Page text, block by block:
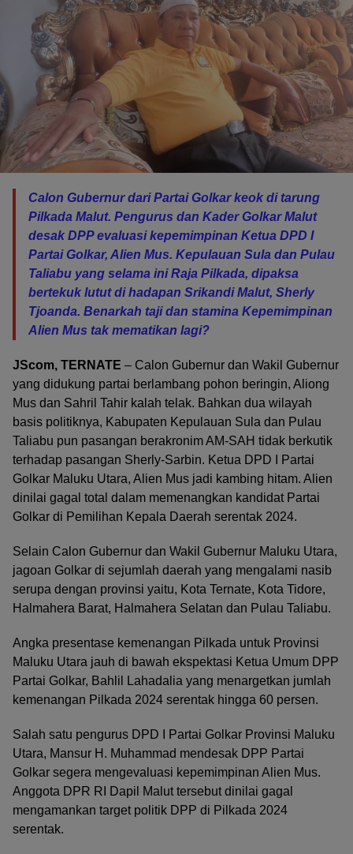
Calon Gubernur dari Partai Golkar keok di tarung
Pilkada Malut. Pengurus dan Kader Golkar Malut
desak DPP evaluasi kepemimpinan Ketua DPD I
Partai Golkar, Alien Mus. Kepulauan Sula dan Pulau
Taliabu yang selama ini Raja Pilkada, dipaksa
bertekuk lutut di hadapan Srikandi Malut, Sherly
Tjoanda. Benarkah taji dan stamina Kepemimpinan
Alien Mus tak mematikan lagi?
JScom, TERNATE – Calon Gubernur dan Wakil Gubernur
yang didukung partai berlambang pohon beringin, Aliong
Mus dan Sahril Tahir kalah telak. Bahkan dua wilayah
basis politiknya, Kabupaten Kepulauan Sula dan Pulau
Taliabu pun pasangan berakronim AM-SAH tidak berkutik
terhadap pasangan Sherly-Sarbin. Ketua DPD I Partai
Golkar Maluku Utara, Alien Mus jadi kambing hitam. Alien
dinilai gagal total dalam memenangkan kandidat Partai
Golkar di Pemilihan Kepala Daerah serentak 2024.
Selain Calon Gubernur dan Wakil Gubernur Maluku Utara,
jagoan Golkar di sejumlah daerah yang mengalami nasib
serupa dengan provinsi yaitu, Kota Ternate, Kota Tidore,
Halmahera Barat, Halmahera Selatan dan Pulau Taliabu.
Angka presentase kemenangan Pilkada untuk Provinsi
Maluku Utara jauh di bawah ekspektasi Ketua Umum DPP
Partai Golkar, Bahlil Lahadalia yang menargetkan jumlah
kemenangan Pilkada 2024 serentak hingga 60 persen.
Salah satu pengurus DPD I Partai Golkar Provinsi Maluku
Utara, Mansur H. Muhammad mendesak DPP Partai
Golkar segera mengevaluasi kepemimpinan Alien Mus.
Anggota DPR RI Dapil Malut tersebut dinilai gagal
mengamankan target politik DPP di Pilkada 2024
serentak.